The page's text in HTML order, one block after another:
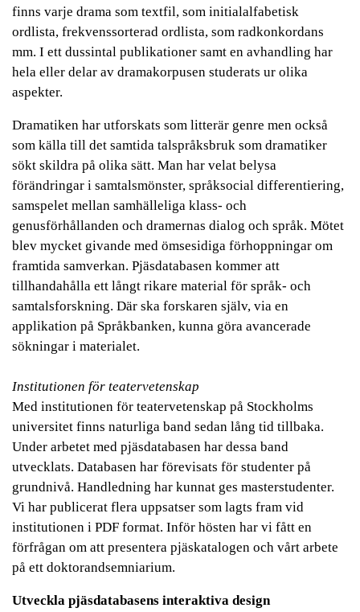
finns varje drama som textfil, som initialalfabetisk
ordlista, frekvenssorterad ordlista, som radkonkordans
mm. I ett dussintal publikationer samt en avhandling har
hela eller delar av dramakorpusen studerats ur olika
aspekter.
Dramatiken har utforskats som litterär genre men också
som källa till det samtida talspråksbruk som dramatiker
sökt skildra på olika sätt. Man har velat belysa
förändringar i samtalsmönster, språksocial differentiering,
samspelet mellan samhälleliga klass- och
genusförhållanden och dramernas dialog och språk. Mötet
blev mycket givande med ömsesidiga förhoppningar om
framtida samverkan. Pjäsdatabasen kommer att
tillhandahålla ett långt rikare material för språk- och
samtalsforskning. Där ska forskaren själv, via en
applikation på Språkbanken, kunna göra avancerade
sökningar i materialet.
Institutionen för teatervetenskap
Med institutionen för teatervetenskap på Stockholms
universitet finns naturliga band sedan lång tid tillbaka.
Under arbetet med pjäsdatabasen har dessa band
utvecklats. Databasen har förevisats för studenter på
grundnivå. Handledning har kunnat ges masterstudenter.
Vi har publicerat flera uppsatser som lagts fram vid
institutionen i PDF format. Inför hösten har vi fått en
förfrågan om att presentera pjäskatalogen och vårt arbete
på ett doktorandsemniarium.
Utveckla pjäsdatabasens interaktiva design